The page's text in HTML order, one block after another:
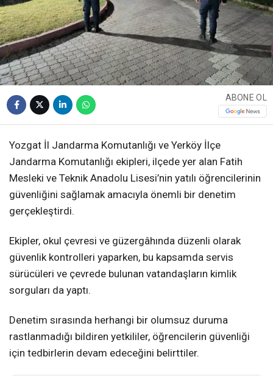
ABONE OL
Yozgat İl Jandarma Komutanlığı ve Yerköy İlçe
Jandarma Komutanlığı ekipleri, ilçede yer alan Fatih
Mesleki ve Teknik Anadolu Lisesi’nin yatılı öğrencilerinin
güvenliğini sağlamak amacıyla önemli bir denetim
gerçekleştirdi.
Ekipler, okul çevresi ve güzergâhında düzenli olarak
güvenlik kontrolleri yaparken, bu kapsamda servis
sürücüleri ve çevrede bulunan vatandaşların kimlik
sorguları da yaptı.
Denetim sırasında herhangi bir olumsuz duruma
rastlanmadığı bildiren yetkililer, öğrencilerin güvenliği
için tedbirlerin devam edeceğini belirttiler.